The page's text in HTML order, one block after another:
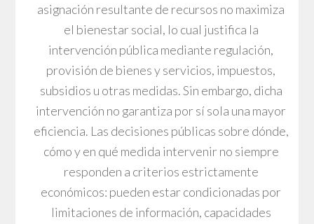
asignación resultante de recursos no maximiza
el bienestar social, lo cual justifica la
intervención pública mediante regulación,
provisión de bienes y servicios, impuestos,
subsidios u otras medidas. Sin embargo, dicha
intervención no garantiza por sí sola una mayor
eficiencia. Las decisiones públicas sobre dónde,
cómo y en qué medida intervenir no siempre
responden a criterios estrictamente
económicos: pueden estar condicionadas por
limitaciones de información, capacidades